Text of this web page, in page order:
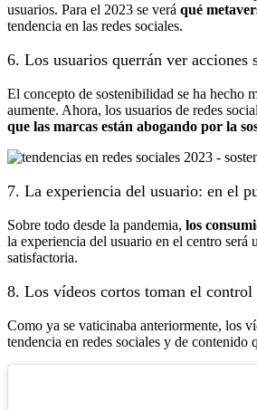
usuarios. Para el 2023 se verá qué
tendencia en las redes sociales.
6. Los usuarios querrán ver acciones
El concepto de sostenibilidad se ha hecho
aumente. Ahora, los usuarios de redes
que las marcas están abogando por la
7. La experiencia del usuario: en el
Sobre todo desde la pandemia, los
la experiencia del usuario en el centro será
satisfactoria.
8. Los vídeos cortos toman el control
Como ya se vaticinaba anteriormente, los
tendencia en redes sociales y de